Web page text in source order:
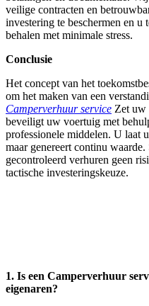
veilige contracten en
investering te beschermen en u
behalen met minimale stress.
Conclusie
Het concept van het
om het maken van een
Camperverhuur service Zet uw
beveiligt uw voertuig met
professionele middelen. U laat
maar genereert continu
gecontroleerd verhuren geen
tactische investeringskeuze.
1. Is een Camperverhuur
eigenaren?